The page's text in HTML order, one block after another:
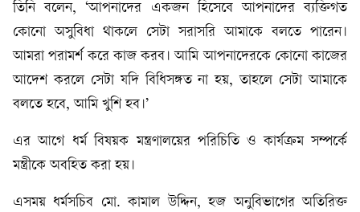
তিনি বলেন, ‘আপনাদের একজন হিসেবে আপনাদের ব্যক্তিগত
কোনো অসুবিধা থাকলে সেটা সরাসরি আমাকে বলতে পারেন।
আমরা পরামর্শ করে কাজ করব। আমি আপনাদেরকে কোনো কাজের
আদেশ করলে সেটা যদি বিধিসঙ্গত না হয়, তাহলে সেটা আমাকে
বলতে হবে, আমি খুশি হব।’
এর আগে ধর্ম বিষয়ক মন্ত্রণালয়ের পরিচিতি ও কার্যক্রম সম্পর্কে
মন্ত্রীকে অবহিত করা হয়।
এসময় ধর্মসচিব মো. কামাল উদ্দিন, হজ অনুবিভাগের অতিরিক্ত